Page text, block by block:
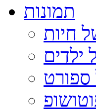
תמונות
חיות
ילדים
ספורט